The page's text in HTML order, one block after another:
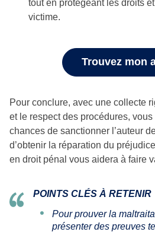
tout en protégeant les droits
victime.
Trouvez mon
Pour conclure, avec une collecte
et le respect des procédures,
chances de sanctionner l’auteur
d’obtenir la réparation du
en droit pénal vous aidera à faire
POINTS CLÉS À RETENIR
Pour prouver la
présenter des preuves